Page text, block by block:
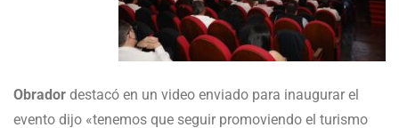
Obrador destacó en un video enviado para inaugurar el
evento dijo «tenemos que seguir promoviendo el turismo